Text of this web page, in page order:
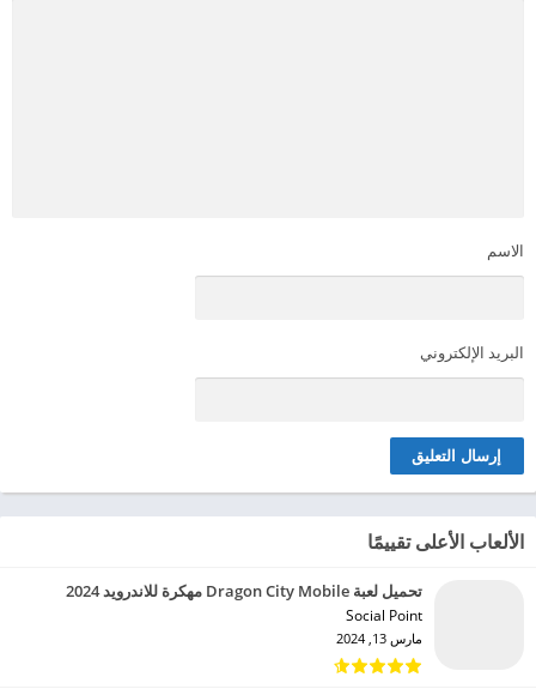
الاسم
البريد الإلكتروني
الألعاب الأعلى تقييمًا
تحميل لعبة Dragon City Mobile مهكرة للاندرويد 2024
Social Point‏
مارس 13, 2024